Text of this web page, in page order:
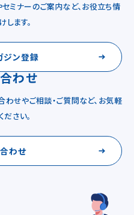
ミナーのご案内など、お役立ち情
します。
ジン登録
わせ
せやご相談・ご質問など、お気軽
ださい。
わせ